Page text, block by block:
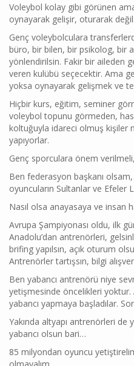
Voleybol kolay gibi görünen
oynayarak gelişir, oturarak değil.
Genç voleybolculara
büro, bir bilen, bir psikolog, bir
yönlendirilsin. Fakir bir aileden
veren kulübü seçecektir. Ama
yoksa oynayarak gelişmek ve
Hiçbir kurs, eğitim, seminer
voleybol topunu görmeden,
koltuğuyla idareci olmuş kişiler
yapıyorlar.
Genç sporculara önem
Ben federasyon başkanı
oyuncuların Sultanlar ve Efeler
Nasıl olsa anayasaya ve insan
Avrupa Şampiyonası oldu, ilk
Anadolu’dan antrenörleri,
brifing yapılsın, açık oturum
Antrenörler tartışsın, bilgi
Ben yabancı antrenörü niye
yetişmesinde öncelikleri yoktur.
yabancı yapmaya başladılar.
Yakında altyapı antrenörleri de
yabancı olsun bari…
85 milyondan oyuncu
olmayalım.